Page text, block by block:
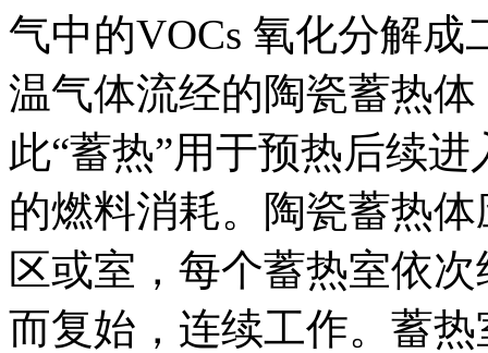
气中的VOCs 氧化分解
温气体流经的陶瓷蓄热
此“蓄热”用于预热后续
的燃料消耗。陶瓷蓄热
区或室，每个蓄热室依
而复始，连续工作。蓄